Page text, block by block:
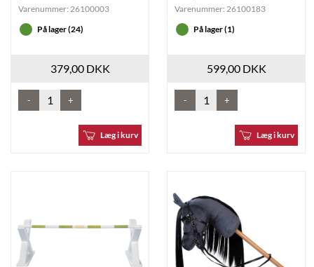
Varenummer: 26100003
På lager (24)
379,00 DKK
- +
Læg i kurv
Varenummer: 26100183
På lager (1)
599,00 DKK
- +
Læg i kurv